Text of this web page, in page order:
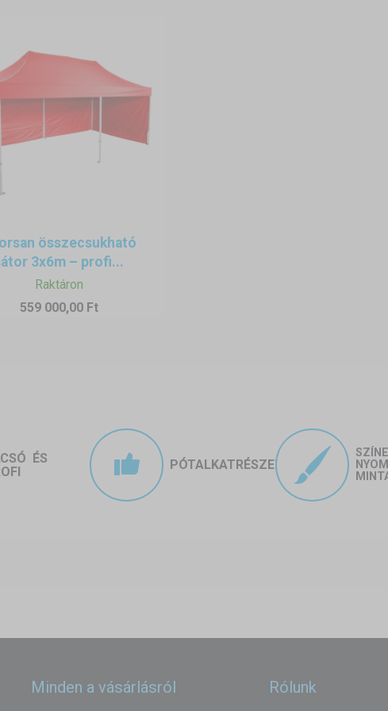
összecsukható
3x6m – profi...
Raktáron
559 000,00 Ft
ÉS
PÓTALKATRÉSZEK
Minden a vásárlásról Rólunk